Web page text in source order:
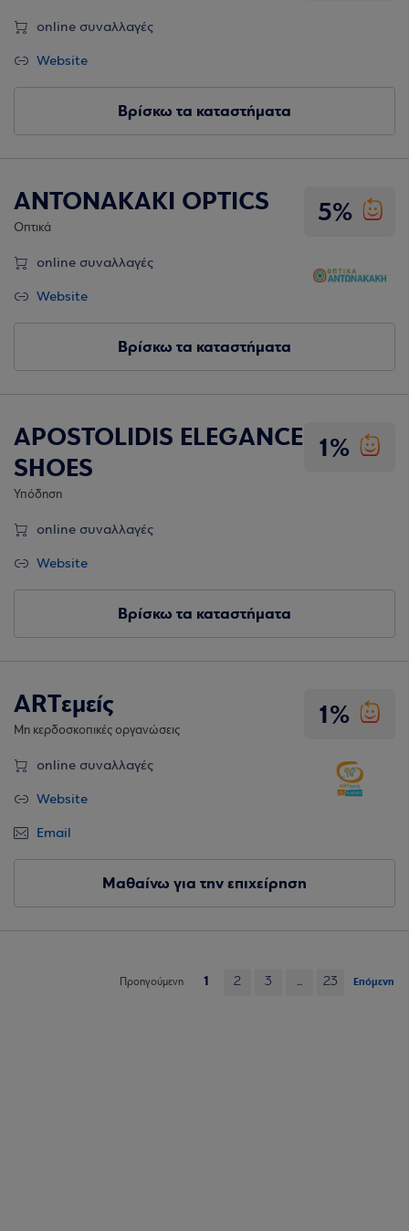
online συναλλαγές
Website
Βρίσκω τα καταστήματα
5%
ANTONAKAKI OPTICS
Οπτικά
online συναλλαγές
Website
Βρίσκω τα καταστήματα
1%
APOSTOLIDIS ELEGANCE
SHOES
Υπόδηση
online συναλλαγές
Website
Βρίσκω τα καταστήματα
1%
ARTεμείς
Μη κερδοσκοπικές οργανώσεις
online συναλλαγές
Website
Email
Μαθαίνω για την επιχείρηση
Προηγούμενη 1 2 3 ... 23 Επόμενη